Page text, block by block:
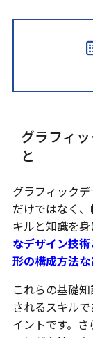
グラフィ
と
グラフィック
だけではなく
キルと知識を身
なデザイン技
形の構成方法
これらの基礎
されるスキル
イントです。